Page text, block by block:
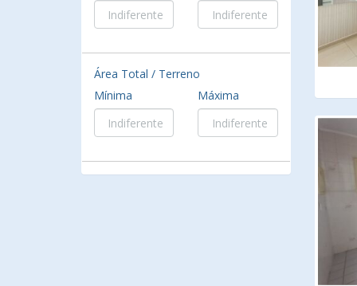
Área Total / Terreno
Mínima
Máxima